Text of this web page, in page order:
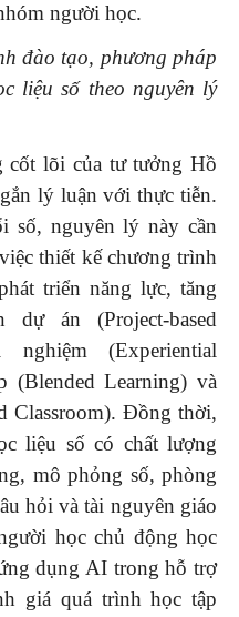
người học.
đào tạo, phương pháp
liệu số theo nguyên lý
lõi của tư tưởng Hồ
lý luận với thực tiễn.
số, nguyên lý này cần
thiết kế chương trình
triển năng lực, tăng
án (Project-based
(Experiential
(Blended Learning) và
Classroom). Đồng thời,
liệu số có chất lượng
mô phỏng số, phòng
hỏi và tài nguyên giáo
học chủ động học
dụng AI trong hỗ trợ
giá quá trình học tập